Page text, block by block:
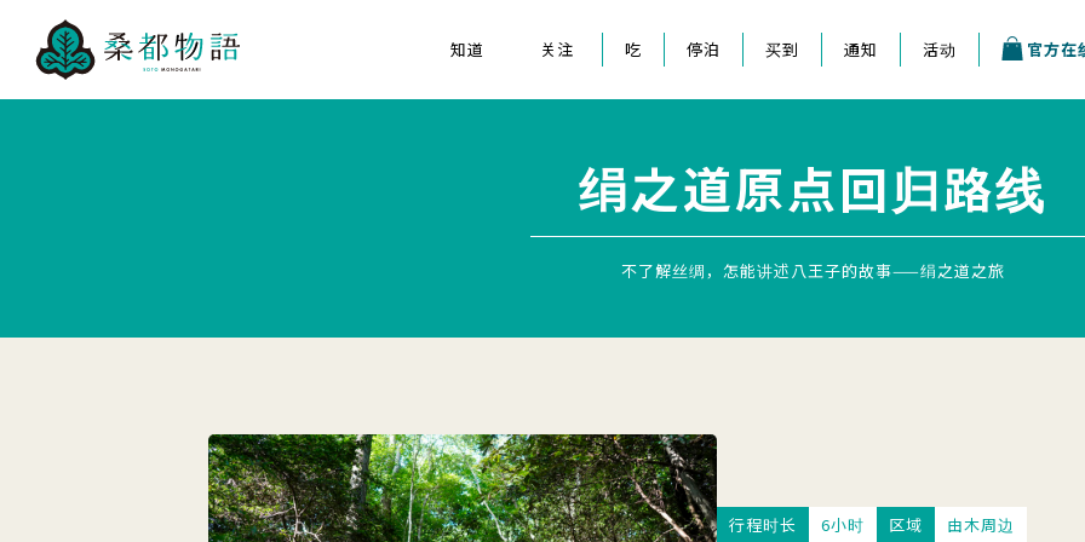
知道
关于“桑都物语”
关注
八王子祭
吃 停泊 买到 通知 活动 官方在
绢之道原点回归路线
不了解丝绸，怎能讲述八王子的故事——绢之道之旅
行程时长 6小时 区域 由木周边